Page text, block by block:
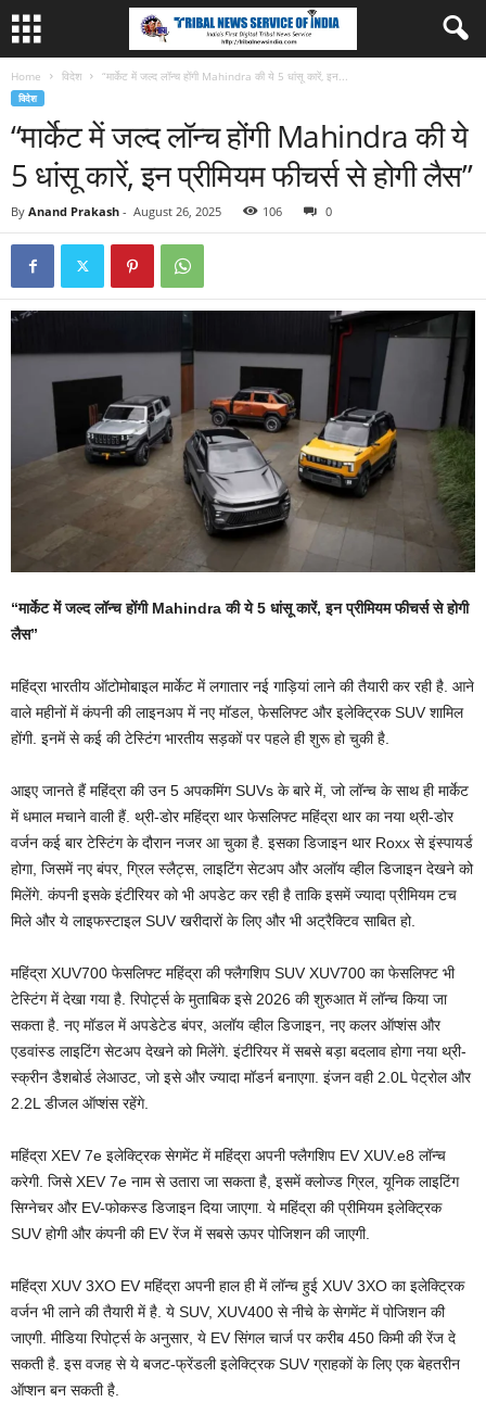
Home विदेश “मार्केट में जल्द लॉन्च होंगी Mahindra की ये 5 धांसू कारें, इन...
विदेश
“मार्केट में जल्द लॉन्च होंगी Mahindra की ये
5 धांसू कारें, इन प्रीमियम फीचर्स से होगी लैस”
By Anand Prakash - August 26, 2025 106 0
“मार्केट में जल्द लॉन्च होंगी Mahindra की ये 5 धांसू कारें, इन प्रीमियम फीचर्स से होगी
लैस”
महिंद्रा भारतीय ऑटोमोबाइल मार्केट में लगातार नई गाड़ियां लाने की तैयारी कर रही है. आने
वाले महीनों में कंपनी की लाइनअप में नए मॉडल, फेसलिफ्ट और इलेक्ट्रिक SUV शामिल
होंगी. इनमें से कई की टेस्टिंग भारतीय सड़कों पर पहले ही शुरू हो चुकी है.
आइए जानते हैं महिंद्रा की उन 5 अपकमिंग SUVs के बारे में, जो लॉन्च के साथ ही मार्केट
में धमाल मचाने वाली हैं. थ्री-डोर महिंद्रा थार फेसलिफ्ट महिंद्रा थार का नया थ्री-डोर
वर्जन कई बार टेस्टिंग के दौरान नजर आ चुका है. इसका डिजाइन थार Roxx से इंस्पायर्ड
होगा, जिसमें नए बंपर, ग्रिल स्लैट्स, लाइटिंग सेटअप और अलॉय व्हील डिजाइन देखने को
मिलेंगे. कंपनी इसके इंटीरियर को भी अपडेट कर रही है ताकि इसमें ज्यादा प्रीमियम टच
मिले और ये लाइफस्टाइल SUV खरीदारों के लिए और भी अट्रैक्टिव साबित हो.
महिंद्रा XUV700 फेसलिफ्ट महिंद्रा की फ्लैगशिप SUV XUV700 का फेसलिफ्ट भी
टेस्टिंग में देखा गया है. रिपोर्ट्स के मुताबिक इसे 2026 की शुरुआत में लॉन्च किया जा
सकता है. नए मॉडल में अपडेटेड बंपर, अलॉय व्हील डिजाइन, नए कलर ऑप्शंस और
एडवांस्ड लाइटिंग सेटअप देखने को मिलेंगे. इंटीरियर में सबसे बड़ा बदलाव होगा नया थ्री-
स्क्रीन डैशबोर्ड लेआउट, जो इसे और ज्यादा मॉडर्न बनाएगा. इंजन वही 2.0L पेट्रोल और
2.2L डीजल ऑप्शंस रहेंगे.
महिंद्रा XEV 7e इलेक्ट्रिक सेगमेंट में महिंद्रा अपनी फ्लैगशिप EV XUV.e8 लॉन्च
करेगी. जिसे XEV 7e नाम से उतारा जा सकता है, इसमें क्लोज्ड ग्रिल, यूनिक लाइटिंग
सिग्नेचर और EV-फोकस्ड डिजाइन दिया जाएगा. ये महिंद्रा की प्रीमियम इलेक्ट्रिक
SUV होगी और कंपनी की EV रेंज में सबसे ऊपर पोजिशन की जाएगी.
महिंद्रा XUV 3XO EV महिंद्रा अपनी हाल ही में लॉन्च हुई XUV 3XO का इलेक्ट्रिक
वर्जन भी लाने की तैयारी में है. ये SUV, XUV400 से नीचे के सेगमेंट में पोजिशन की
जाएगी. मीडिया रिपोर्ट्स के अनुसार, ये EV सिंगल चार्ज पर करीब 450 किमी की रेंज दे
सकती है. इस वजह से ये बजट-फ्रेंडली इलेक्ट्रिक SUV ग्राहकों के लिए एक बेहतरीन
ऑप्शन बन सकती है.